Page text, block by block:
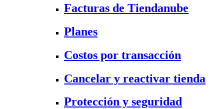
Facturas de Tiendanube
Planes
Costos por transacción
Cancelar y reactivar tienda
Protección y seguridad